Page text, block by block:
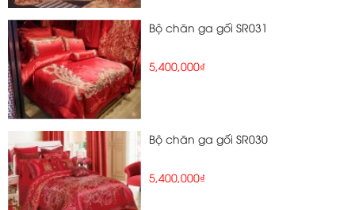
Bộ chăn ga gối SR031
5,400,000₫
Bộ chăn ga gối SR030
5,400,000₫